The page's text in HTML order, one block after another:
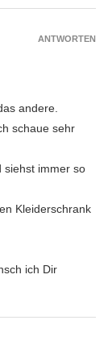
andere.
schaue sehr
siehst immer so
Kleiderschrank
ich Dir
ANTWORTEN